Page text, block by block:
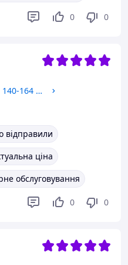
0 0
Теплий бомбер для хлопчика 140-164 см на флісі Туреччина 164
відправили
ціна
обслуговування
0 0